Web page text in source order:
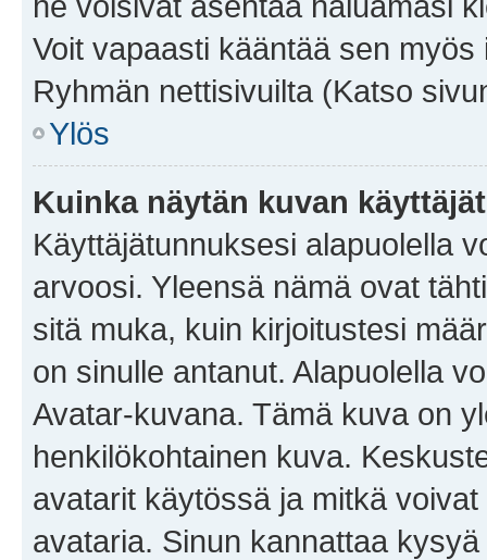
Voit vapaasti kääntää sen
Ryhmän nettisivuilta (Katso
Ylös
Kuinka näytän kuvan
Käyttäjätunnuksesi alapuolella
arvoosi. Yleensä nämä ovat
sitä muka, kuin kirjoitustesi
on sinulle antanut. Alapuolella
Avatar-kuvana. Tämä kuva on
henkilökohtainen kuva.
avatarit käytössä ja mitkä
avataria. Sinun kannattaa